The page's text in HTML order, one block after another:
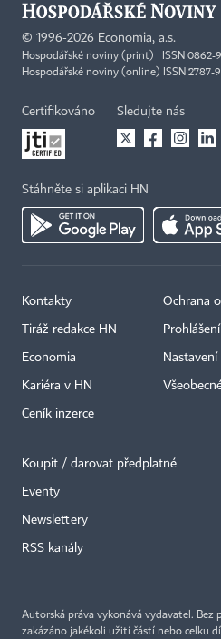
© 1996-2026 Economia, a.s.
Hospodářské noviny (print) ISSN 0862-
Hospodářské noviny (online) ISSN 2787-
Certifikováno Sledujte nás
Stáhněte si aplikaci HN
Kontakty
Tiráž redakce HN
Economia
Kariéra v HN
Ceník inzerce
Ochrana
Koupit / darovat předplatné
Eventy
Newslettery
RSS kanály
Autorská práva vykonává vydavatel. Bez
zakázáno jakékoli užití částí nebo celku